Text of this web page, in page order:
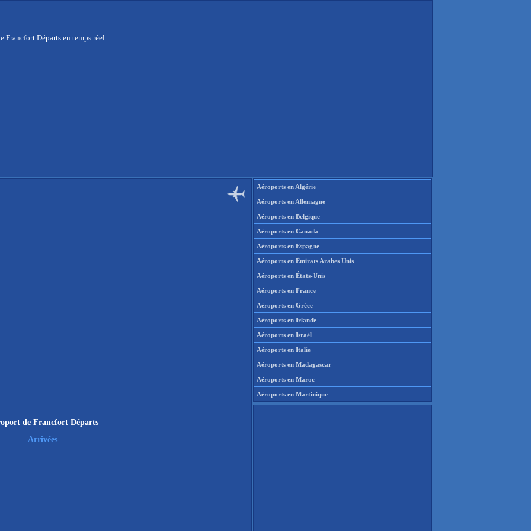
Francfort Départs en temps réel
de Francfort Départs
Arrivées
Aéroports en Algérie
Aéroports en Allemagne
Aéroports en Belgique
Aéroports en Canada
Aéroports en Espagne
Aéroports en Émirats Arabes Unis
Aéroports en États-Unis
Aéroports en France
Aéroports en Grèce
Aéroports en Irlande
Aéroports en Israël
Aéroports en Italie
Aéroports en Madagascar
Aéroports en Maroc
Aéroports en Martinique